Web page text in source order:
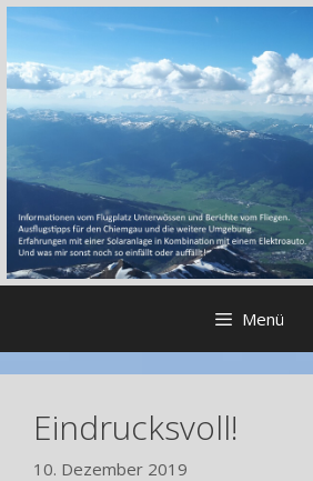
Zum
springen
Menü
Eindrucksvoll!
10. Dezember 2019